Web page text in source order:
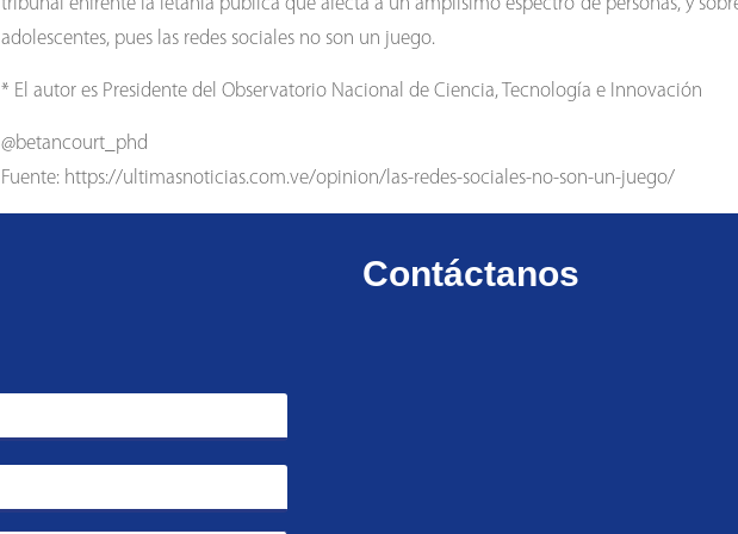
adolescentes, pues las redes sociales no son un juego.
* El autor es Presidente del Observatorio Nacional de Ciencia, Tecnología e Innovación
@betancourt_phd
Fuente: https://ultimasnoticias.com.ve/opinion/las-redes-sociales-no-son-un-juego/
Contáctanos